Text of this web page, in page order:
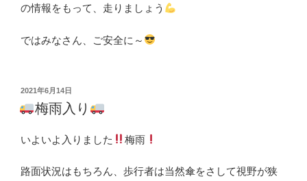
の情報をもって、走りましょう
ではみなさん、ご安全に～
投
稿
日:
2021年6月14日
梅雨入り
いよいよ入りました 梅雨
路面状況はもちろん、歩行者は当然傘をさして視野が狭